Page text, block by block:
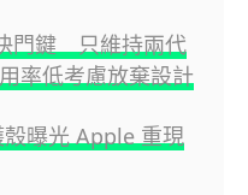
門鍵 只維持兩代
率低考慮放棄設計
曝光 Apple 重現